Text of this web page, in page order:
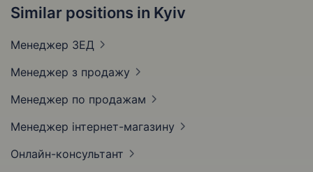
Similar positions in Kyiv
Менеджер ЗЕД
Менеджер з продажу
Менеджер по продажам
Менеджер інтернет-магазину
Онлайн-консультант